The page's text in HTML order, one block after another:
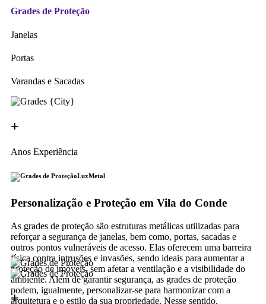
Grades de Proteção
Janelas
Portas
Varandas e Sacadas
+
Anos Experiência
LuxMetal
Personalização e Proteção em Vila do Conde
As grades de proteção são estruturas metálicas utilizadas para
reforçar a segurança de janelas, bem como, portas, sacadas e
outros pontos vulneráveis de acesso. Elas oferecem uma barreira
física contra intrusões e invasões, sendo ideais para aumentar a
proteção de imóveis, sem afetar a ventilação e a visibilidade do
ambiente. Além de garantir segurança, as grades de proteção
podem, igualmente, personalizar-se para harmonizar com a
arquitetura e o estilo da sua propriedade. Nesse sentido,
+